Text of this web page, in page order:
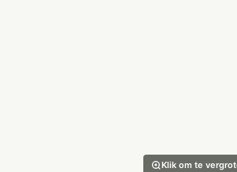
Klik om te